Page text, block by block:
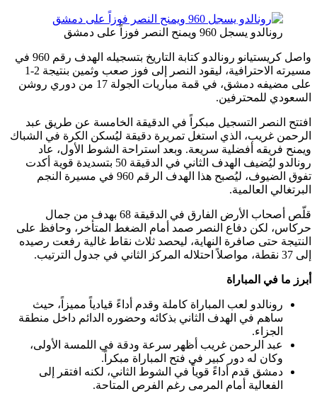
يسجل 960 ويمنح النصر فوزاً على دمشق
واصل كريستيانو رونالدو كتابة التاريخ بتسجيله الهدف رقم 960 في
مسيرته الاحترافية، ليقود النصر إلى فوز صعب وثمين بنتيجة 2-1
على مضيفه دمشق، في قمة مباريات الجولة 17 من دوري روشن
للمحترفين.
التسجيل مبكراً في الدقيقة الخامسة عن طريق عبد
غريب، الذي استغل تمريرة دقيقة ليُسكن الكرة في الشباك
أفضلية سريعة. وبعد استراحة الشوط الأول، عاد
رونالدو ليُضيف الهدف الثاني في الدقيقة 50 بتسديدة قوية أكدت
تفوق الضيوف، ليُصبح هذا الهدف الرقم 960 في مسيرة النجم
العالمية.
قلّص أصحاب الأرض الفارق في الدقيقة 68 بهدف من جمال
لكن دفاع النصر صمد أمام الضغط المتأخر، وحافظ على
حتى صافرة النهاية، ليحصد ثلاث نقاط غالية رفعت رصيده
في المباراة
لعب المباراة كاملة وقدم أداءً قيادياً مميزاً، حيث
في الهدف الثاني بذكائه وحضوره الدائم داخل منطقة
الرحمن غريب أظهر سرعة ودقة في اللمسة الأولى،
له دور كبير في فتح المباراة مبكراً.
قدم أداءً قوياً في الشوط الثاني، لكنه افتقر إلى
أمام المرمى رغم الفرص المتاحة.